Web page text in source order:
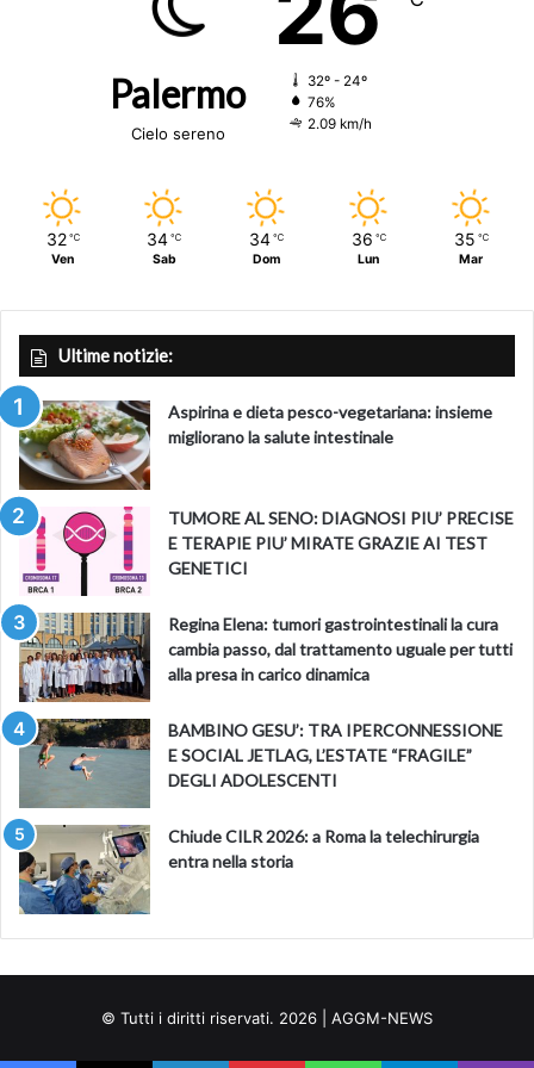
Palermo
Cielo sereno
32º - 24º
76%
2.09 km/h
32 ℃
Ven
34 ℃
Sab
34 ℃
Dom
36 ℃
Lun
35 ℃
Mar
Ultime notizie:
Aspirina e dieta pesco-vegetariana: insieme
migliorano la salute intestinale
TUMORE AL SENO: DIAGNOSI PIU’ PRECISE
E TERAPIE PIU’ MIRATE GRAZIE AI TEST
GENETICI
Regina Elena: tumori gastrointestinali la cura
cambia passo, dal trattamento uguale per tutti
alla presa in carico dinamica
BAMBINO GESU’: TRA IPERCONNESSIONE
E SOCIAL JETLAG, L’ESTATE “FRAGILE”
DEGLI ADOLESCENTI
Chiude CILR 2026: a Roma la telechirurgia
entra nella storia
© Tutti i diritti riservati. 2026 | AGGM-NEWS